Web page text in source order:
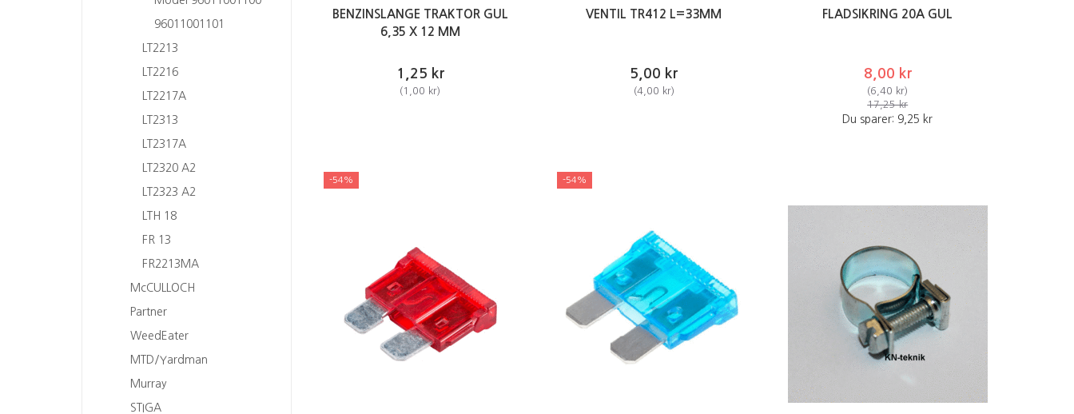
96011001101
LT2213
LT2216
LT2217A
LT2313
LT2317A
LT2320 A2
LT2323 A2
LTH 18
FR 13
FR2213MA
McCULLOCH
Partner
WeedEater
MTD/Yardman
Murray
STIGA
BENZINSLANGE TRAKTOR GUL
6,35 X 12 MM
1,25 kr
(1,00 kr)
VENTIL TR412 L=33MM
5,00 kr
(4,00 kr)
FLADSIKRING 20A GUL
8,00 kr
(6,40 kr)
17,25 kr
Du sparer: 9,25 kr
-54% -54%